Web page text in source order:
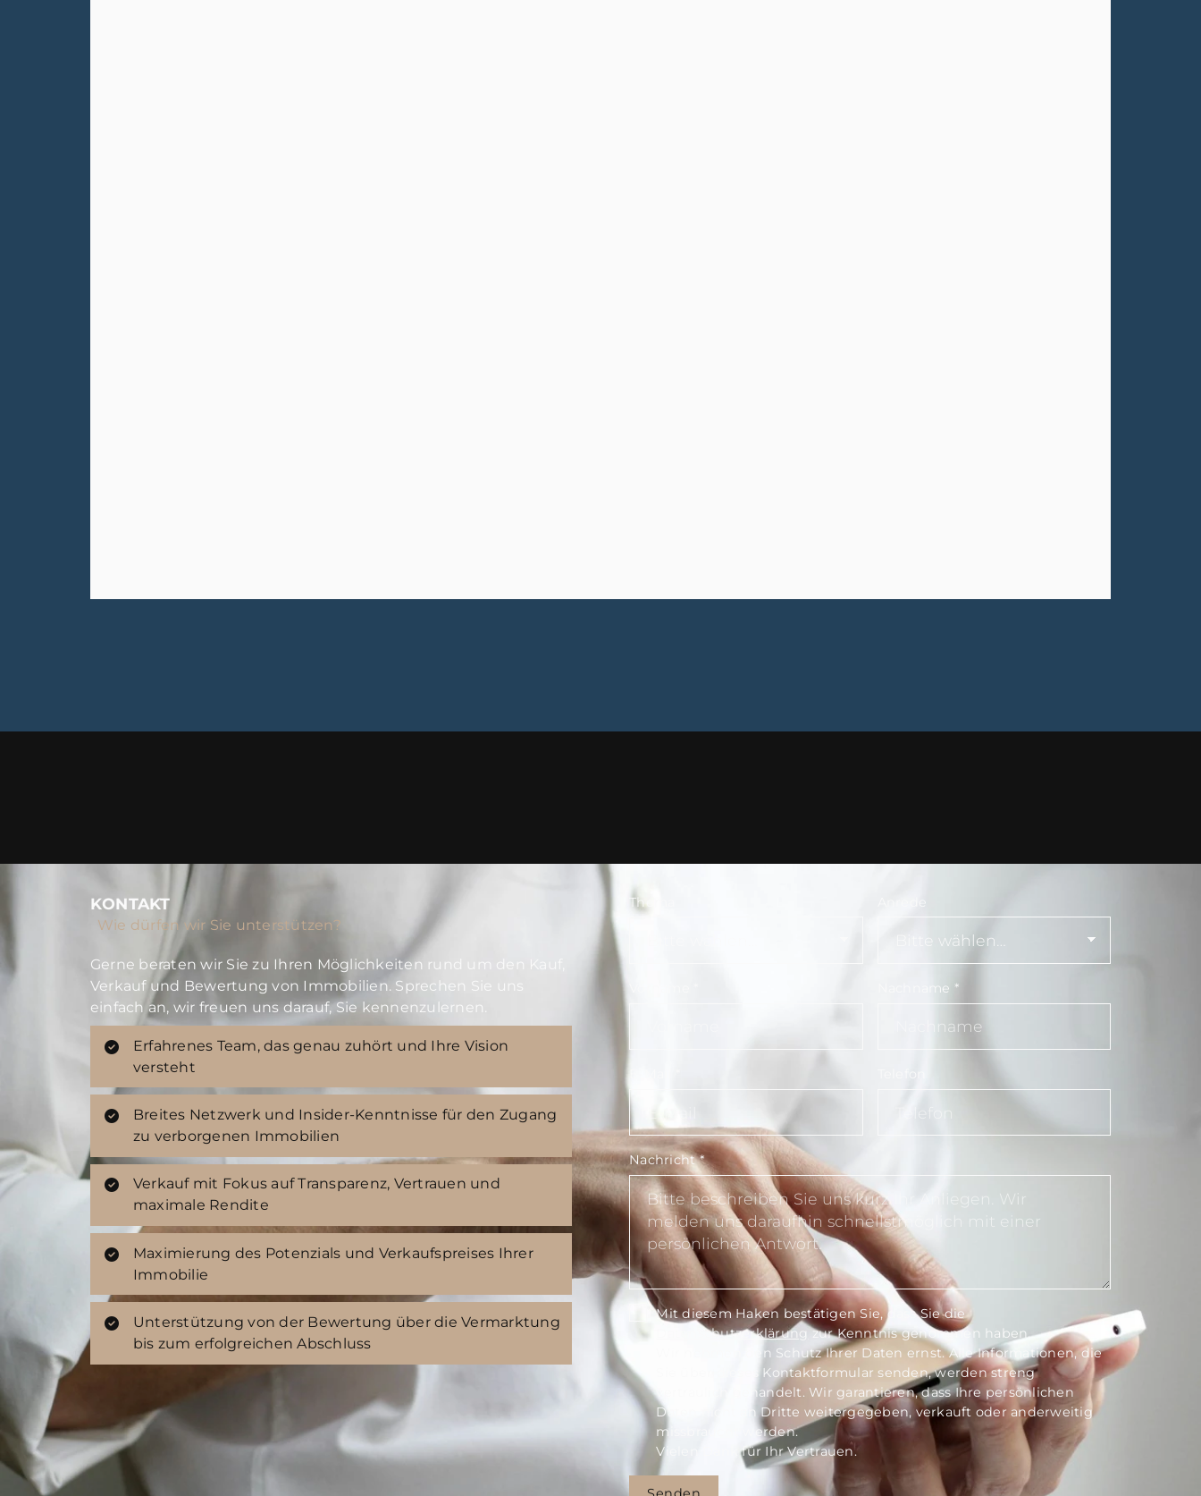
KONTAKT
Wie dürfen wir Sie unterstützen?
Gerne beraten wir Sie zu Ihren Möglichkeiten rund um den Kauf,
Verkauf und Bewertung von Immobilien. Sprechen Sie uns
einfach an, wir freuen uns darauf, Sie kennenzulernen.
Erfahrenes Team, das genau zuhört und Ihre Vision
versteht
Breites Netzwerk und Insider-Kenntnisse für den Zugang
zu verborgenen Immobilien
Verkauf mit Fokus auf Transparenz, Vertrauen und
maximale Rendite
Maximierung des Potenzials und Verkaufspreises Ihrer
Immobilie
Unterstützung von der Bewertung über die Vermarktung
bis zum erfolgreichen Abschluss
Thema Anrede
Nachname *
Nachricht*
Mit diesem Haken bestätigen Sie, dass Sie die
Datenschutzerklärung zur Kenntnis genommen haben.
Wir nehmen den Schutz Ihrer Daten ernst. Alle Informationen, die
Sie über dieses Kontaktformular senden, werden streng
vertraulich behandelt. Wir garantieren, dass Ihre persönlichen
Daten nicht an Dritte weitergegeben, verkauft oder anderweitig
missbraucht werden.
Vielen Dank für Ihr Vertrauen.